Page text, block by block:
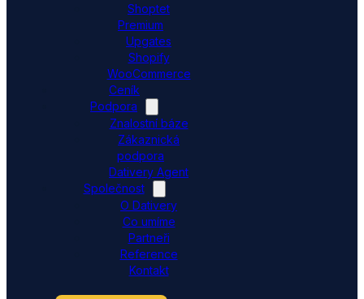
Shoptet
Premium
Upgates
Shopify
WooCommerce
Ceník
Podpora
Znalostní báze
Zákaznická
podpora
Dativery Agent
Společnost
O Dativery
Co umíme
Partneři
Reference
Kontakt